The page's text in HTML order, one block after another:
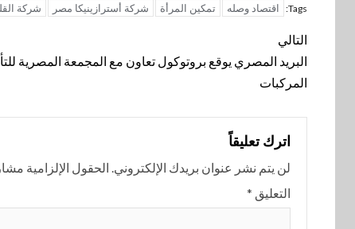
Tags: اقتصاد وصله تمكين المرأة شركة أسترازينيكا مصر شركة
تنقل
المقالة
التالي
البريد المصري يوقع بروتوكول تعاون مع المجمعة المصرية
المركبات
اترك تعليقاً
لن يتم نشر عنوان بريدك الإلكتروني. الحقول الإلزامية مشار
التعليق *